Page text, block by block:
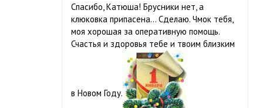
Спасибо, Катюша! Брусники нет, а
клюковка припасена… Сделаю. Чмок тебя,
моя хорошая за оперативную помощь.
Счастья и здоровья тебе и твоим близким
в Новом Году.